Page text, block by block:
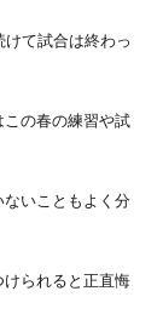
て試合は終わっ
の春の練習や試
いこともよく分
けられると正直悔